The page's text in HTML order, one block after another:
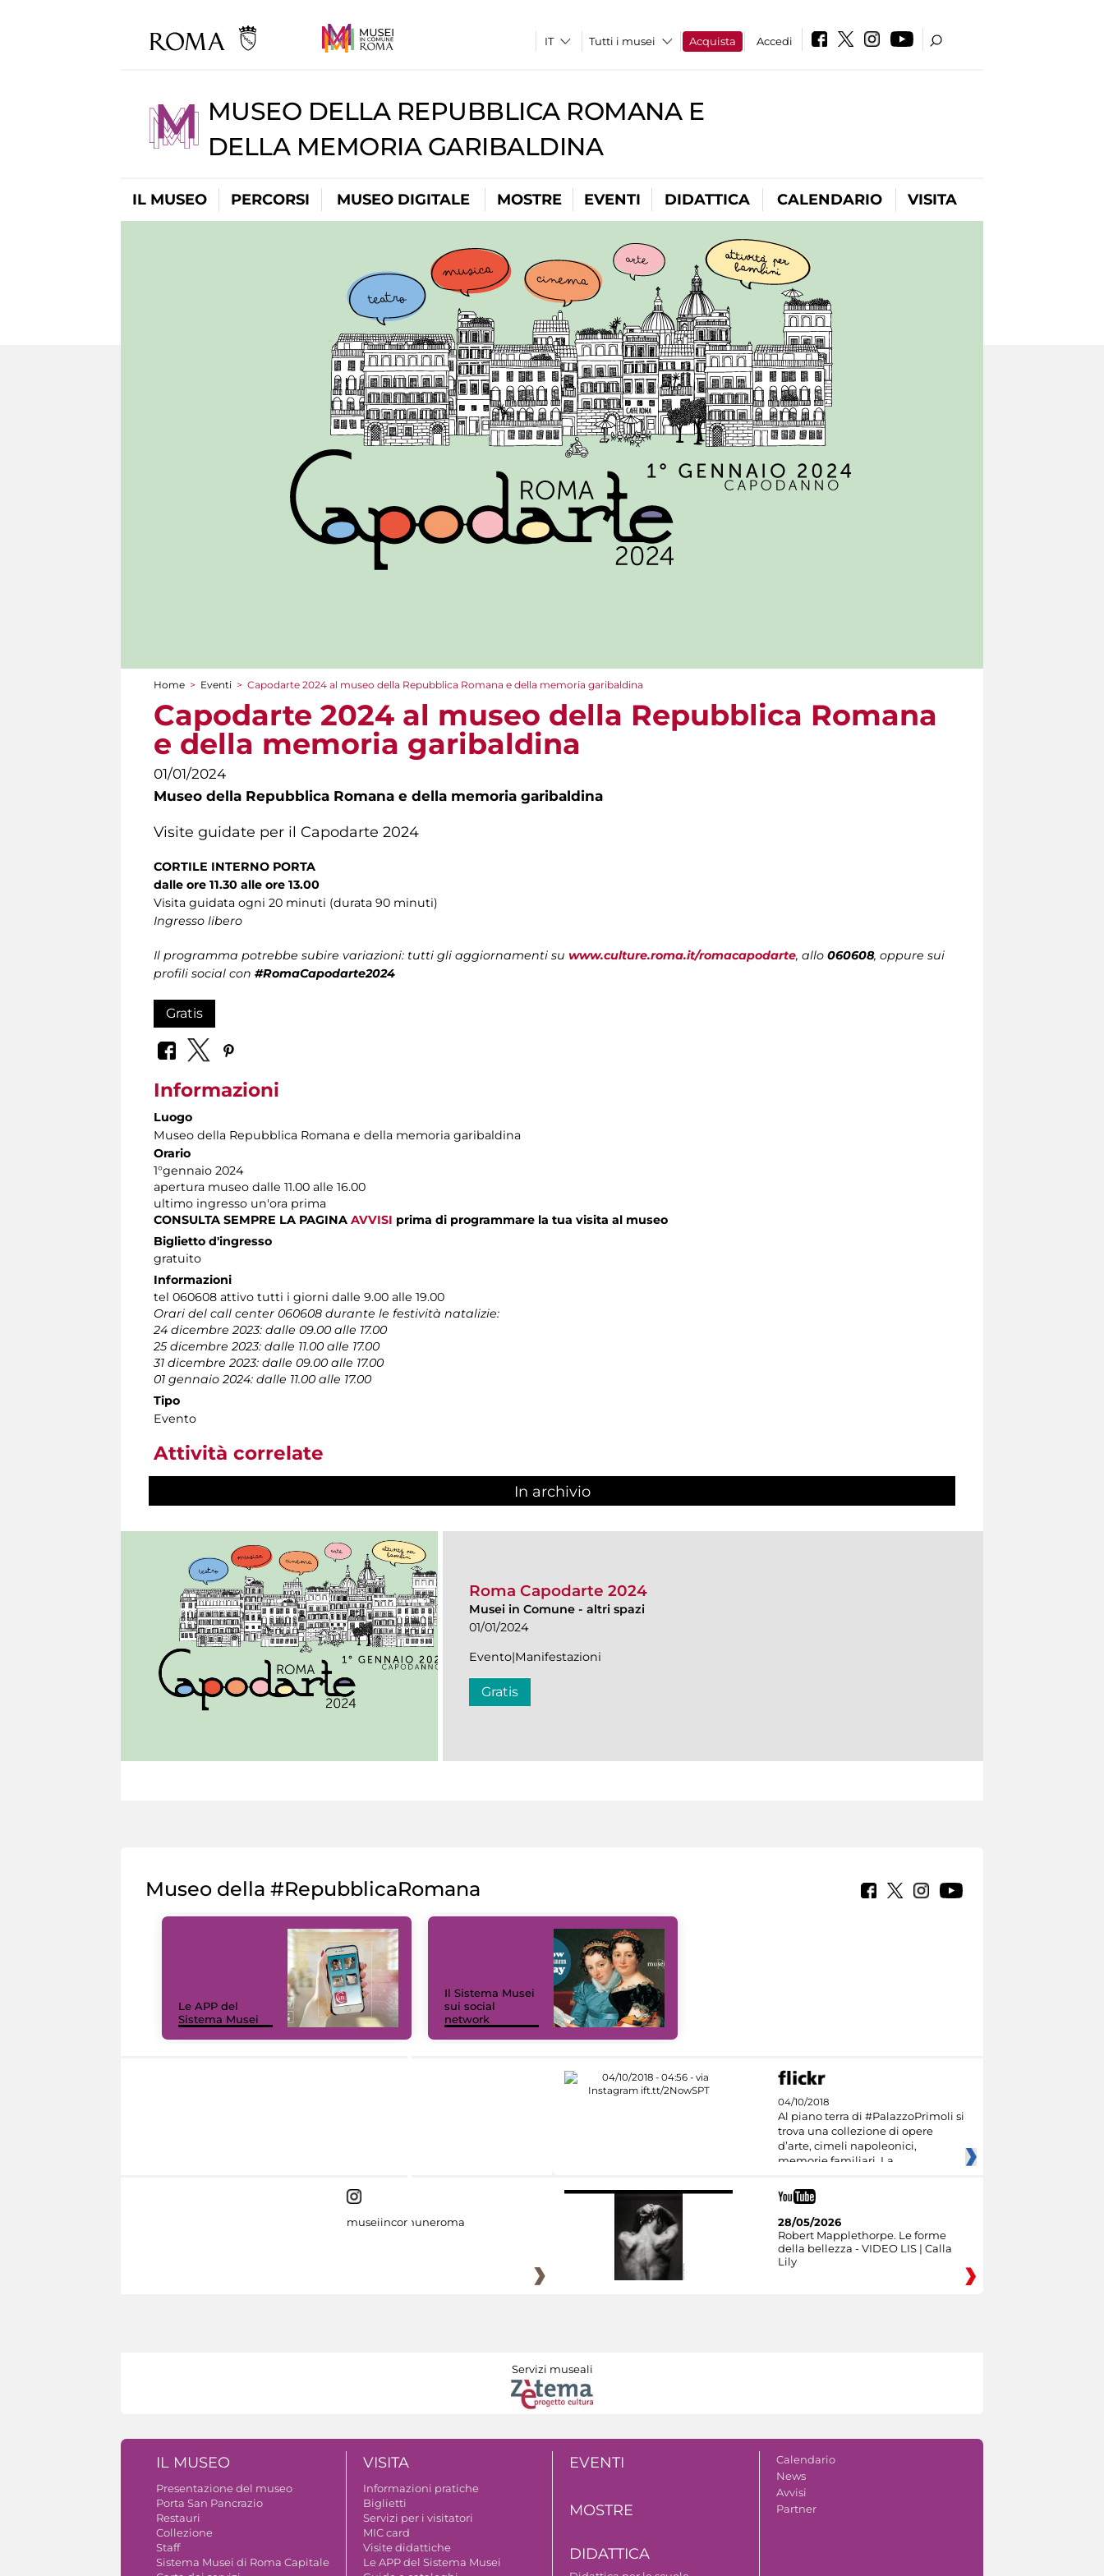
Tutti i musei Acquista Accedi
MUSEO DELLA REPUBBLICA ROMANA E
DELLA MEMORIA GARIBALDINA
IL MUSEO PERCORSI MUSEO DIGITALE MOSTRE EVENTI DIDATTICA CALENDARIO VISITA
Tu sei qui
Home > Eventi > Capodarte 2024 al museo della Repubblica Romana e della memoria garibaldina
Capodarte 2024 al museo della Repubblica Romana
e della memoria garibaldina
01/01/2024
Museo della Repubblica Romana e della memoria garibaldina
Visite guidate per il Capodarte 2024
CORTILE INTERNO PORTA
dalle ore 11.30 alle ore 13.00
Visita guidata ogni 20 minuti (durata 90 minuti)
Ingresso libero
Il programma potrebbe subire variazioni: tutti gli aggiornamenti su www.culture.roma.it/romacapodarte, allo 060608, oppure sui
profili social con #RomaCapodarte2024
Gratis
Informazioni
Luogo
Museo della Repubblica Romana e della memoria garibaldina
Orario
1°gennaio 2024
apertura museo dalle 11.00 alle 16.00
ultimo ingresso un'ora prima
CONSULTA SEMPRE LA PAGINA AVVISI prima di programmare la tua visita al museo
Biglietto d'ingresso
gratuito
Informazioni
tel 060608 attivo tutti i giorni dalle 9.00 alle 19.00
Orari del call center 060608 durante le festività natalizie:
24 dicembre 2023: dalle 09.00 alle 17.00
25 dicembre 2023: dalle 11.00 alle 17.00
31 dicembre 2023: dalle 09.00 alle 17.00
01 gennaio 2024: dalle 11.00 alle 17.00
Tipo
Evento
Attività correlate
In archivio
Roma Capodarte 2024
Musei in Comune - altri spazi
01/01/2024
Evento|Manifestazioni
Gratis
Museo della #RepubblicaRomana
Le APP del
Sistema Musei
Il Sistema Musei
sui social
network
04/10/2018
Al piano terra di #PalazzoPrimoli si
trova una collezione di opere
d’arte, cimeli napoleonici,
memorie familiari. La
museiincomuneroma
28/05/2026
Robert Mapplethorpe. Le forme
della bellezza - VIDEO LIS | Calla
Lily
Servizi museali
IL MUSEO
Presentazione del museo
Porta San Pancrazio
Restauri
Collezione
Staff
Sistema Musei di Roma Capitale
VISITA
Informazioni pratiche
Biglietti
Servizi per i visitatori
MIC card
Visite didattiche
Le APP del Sistema Musei
EVENTI
MOSTRE
DIDATTICA
Calendario
News
Avvisi
Partner